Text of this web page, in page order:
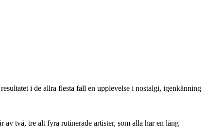
i de allra flesta fall en upplevelse i nostalgi, igenkänning
två, tre alt fyra rutinerade artister, som alla har en lång